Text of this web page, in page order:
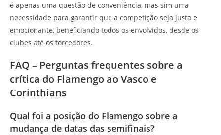
é apenas uma questão de conveniência, mas sim uma
necessidade para garantir que a competição seja justa e
emocionante, beneficiando todos os envolvidos, desde os
clubes até os torcedores.
FAQ – Perguntas frequentes sobre a
crítica do Flamengo ao Vasco e
Corinthians
Qual foi a posição do Flamengo sobre a
mudança de datas das semifinais?